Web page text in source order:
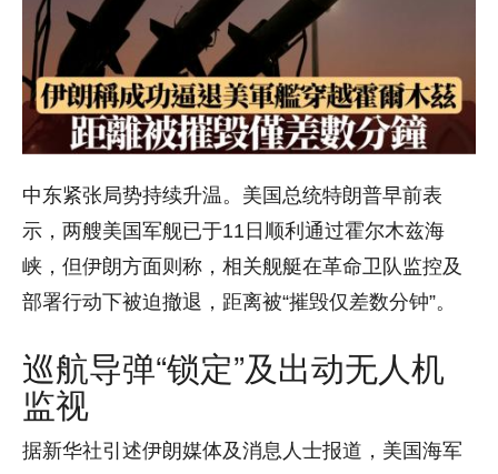
中东紧张局势持续升温。美国总统特朗普早前表
示，两艘美国军舰已于11日顺利通过霍尔木兹海
峡，但伊朗方面则称，相关舰艇在革命卫队监控及
部署行动下被迫撤退，距离被“摧毁仅差数分钟”。
巡航导弹“锁定”及出动无人机
监视
据新华社引述伊朗媒体及消息人士报道，美国海军